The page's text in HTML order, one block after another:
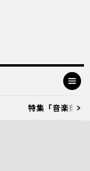
特集「音楽祭